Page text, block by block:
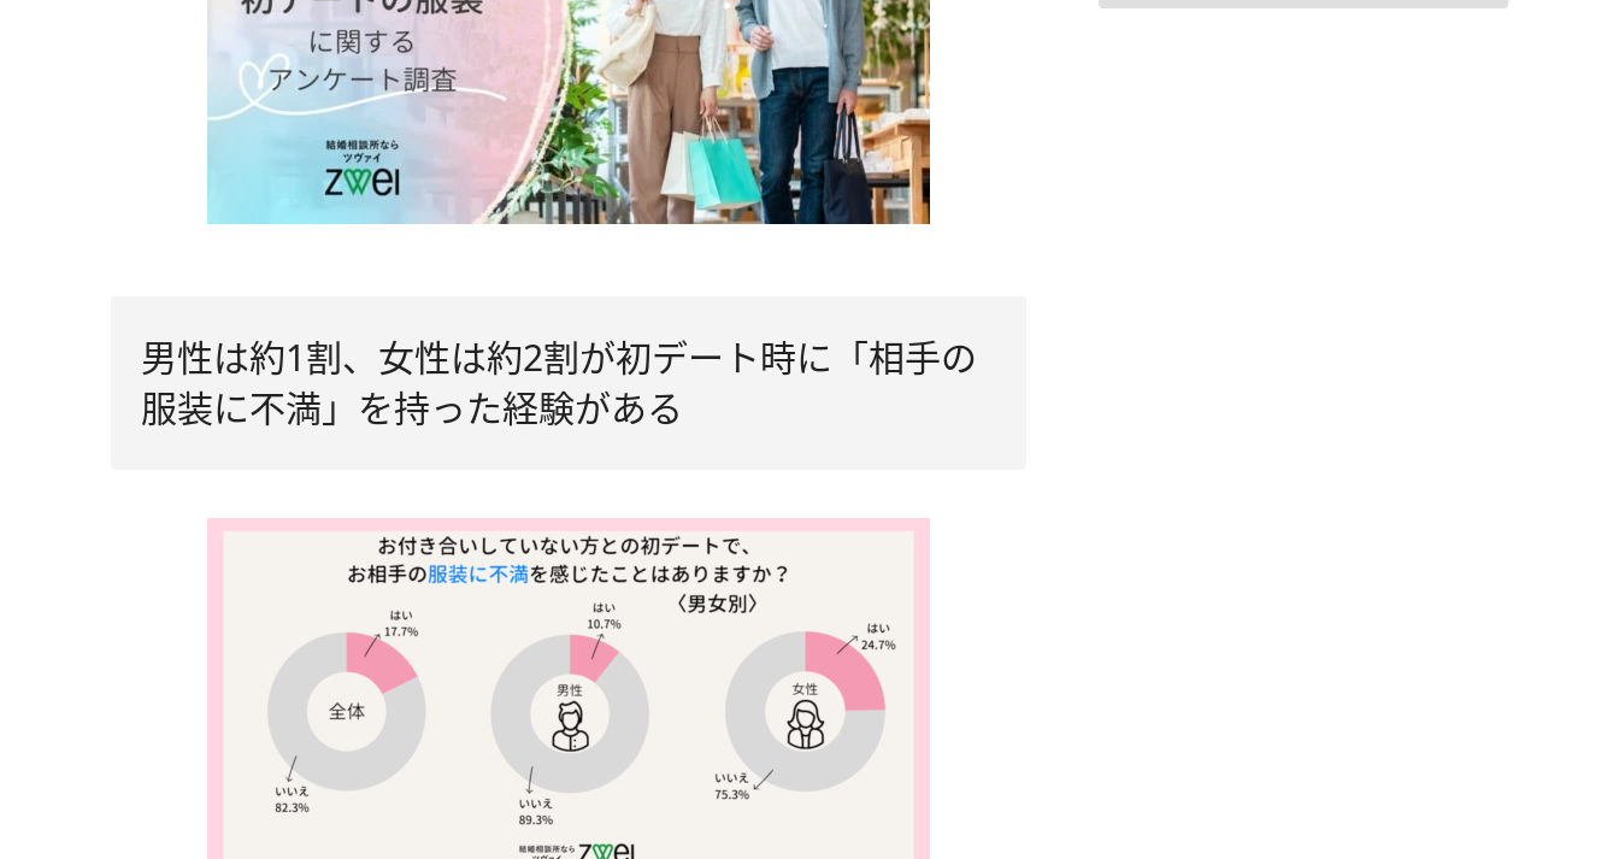
男性は約1割、女性は約2割が初デート時に「相手の
服装に不満」を持った経験がある